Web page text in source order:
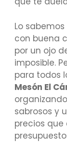
Lo
con buena
por un ojo
imposible.
para todos
Mesón El
sabrosos y
precios